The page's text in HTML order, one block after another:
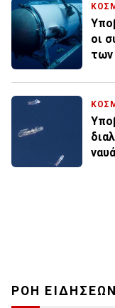
οι
των
ΡΟΗ ΕΙΔΗΣΕΩΝ